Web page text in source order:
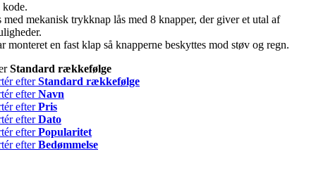
mekanisk trykknap lås med 8 knapper, der giver et utal af
monteret en fast klap så knapperne beskyttes mod støv og regn.
Standard rækkefølge
efterStandard rækkefølge
efterNavn
efterPris
efterDato
efterPopularitet
efterBedømmelse